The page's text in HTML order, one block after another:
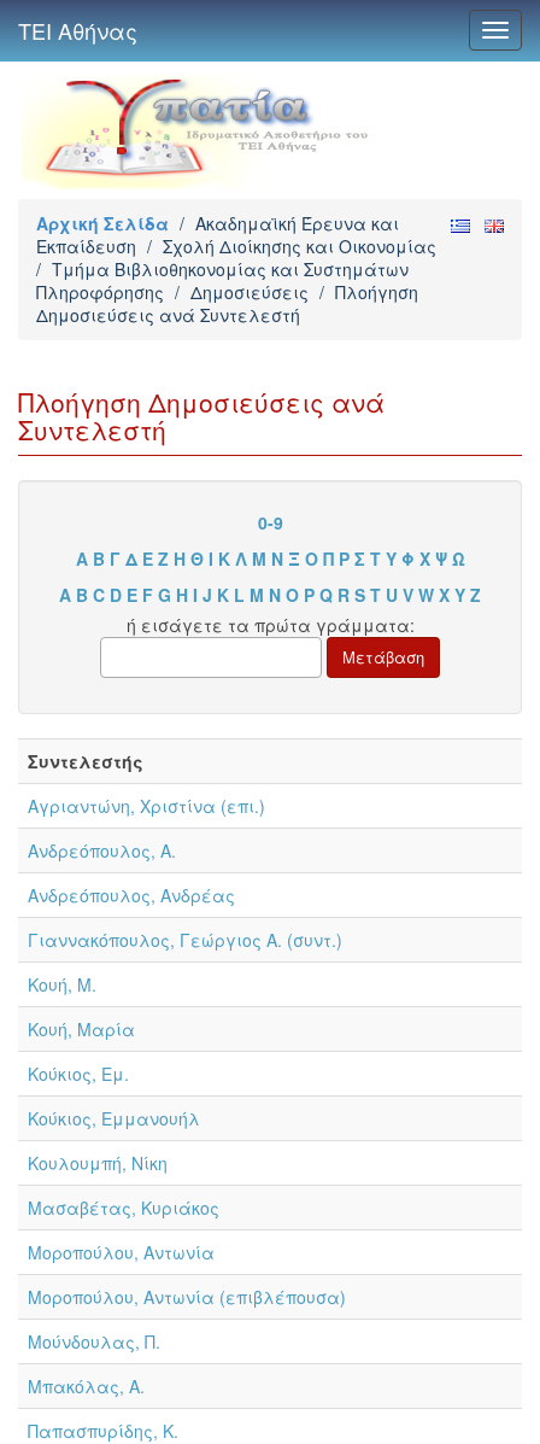
ΤΕΙ Αθήνας
Αρχική Σελίδα / Ακαδημαϊκή Έρευνα και
Εκπαίδευση / Σχολή Διοίκησης και Οικονομίας
/ Τμήμα Βιβλιοθηκονομίας και Συστημάτων
Πληροφόρησης / Δημοσιεύσεις / Πλοήγηση
Δημοσιεύσεις ανά Συντελεστή
Πλοήγηση Δημοσιεύσεις ανά
Συντελεστή
0-9
Α Β Γ Δ Ε Ζ Η Θ Ι Κ Λ Μ Ν Ξ Ο Π Ρ Σ Τ Υ Φ Χ Ψ Ω
A B C D E F G H I J K L M N O P Q R S T U V W X Y Z
ή εισάγετε τα πρώτα γράμματα:
Συντελεστής
Αγριαντώνη, Χριστίνα (επι.)
Ανδρεόπουλος, Α.
Ανδρεόπουλος, Ανδρέας
Γιαννακόπουλος, Γεώργιος Α. (συντ.)
Κουή, Μ.
Κουή, Μαρία
Κούκιος, Εμ.
Κούκιος, Εμμανουήλ
Κουλουμπή, Νίκη
Μασαβέτας, Κυριάκος
Μοροπούλου, Αντωνία
Μοροπούλου, Αντωνία (επιβλέπουσα)
Μούνδουλας, Π.
Μπακόλας, Α.
Παπασπυρίδης, Κ.